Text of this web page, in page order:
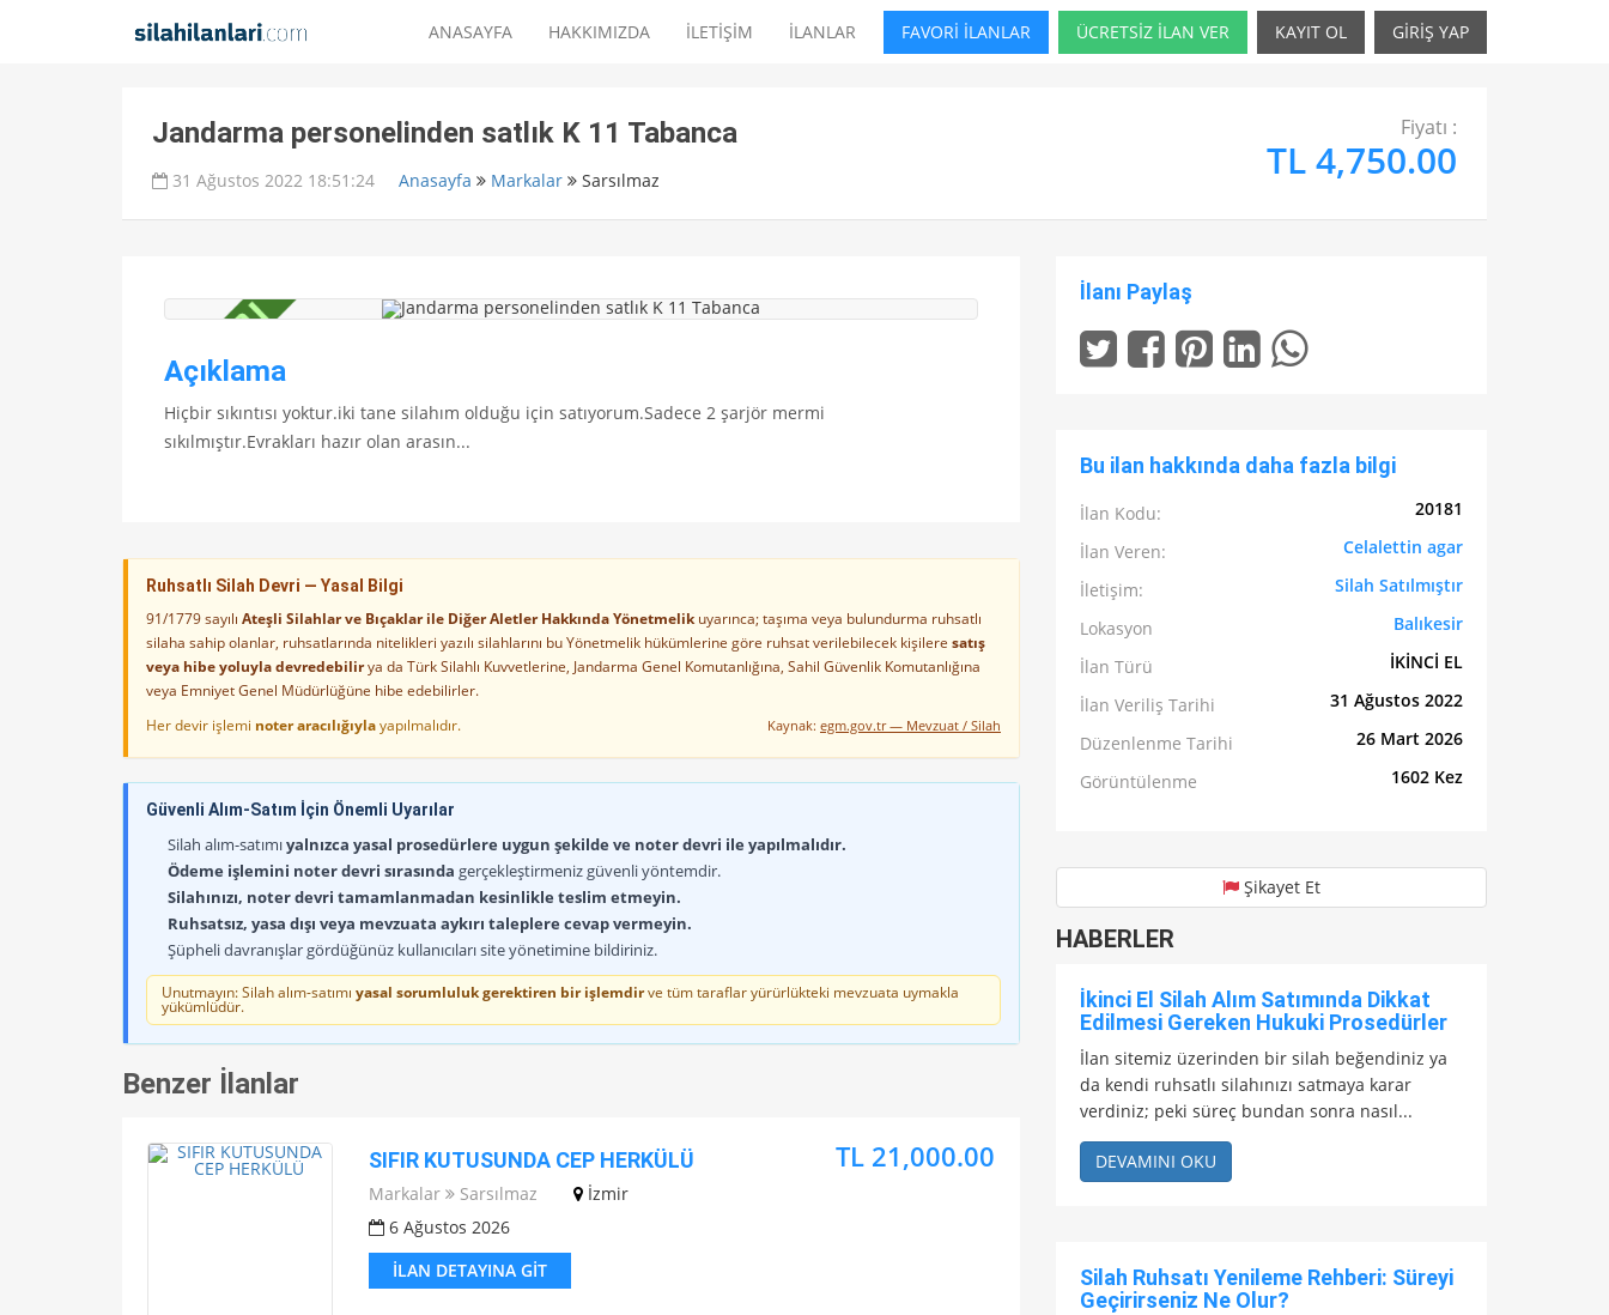
ANASAYFA HAKKIMIZDA İLETİŞİM İLANLAR FAVORİ İLANLAR ÜCRETSİZ İLAN VER KAYIT OL GİRİŞ YAP
Jandarma personelinden satlık K 11 Tabanca
31 Ağustos 2022 18:51:24 Anasayfa Markalar Sarsılmaz
Fiyatı :
TL 4,750.00
Açıklama
Hiçbir sıkıntısı yoktur.iki tane silahım olduğu için satıyorum.Sadece 2 şarjör mermi
sıkılmıştır.Evrakları hazır olan arasın...
Ruhsatlı Silah Devri — Yasal Bilgi
91/1779 sayılı Ateşli Silahlar ve Bıçaklar ile Diğer Aletler Hakkında Yönetmelikuyarınca; taşıma veya bulundurma ruhsatlı
silaha sahip olanlar, ruhsatlarında nitelikleri yazılı silahlarını bu Yönetmelik hükümlerine göre ruhsat verilebilecek kişilere satış
veya hibe yoluyla devredebilirya da Türk Silahlı Kuvvetlerine, Jandarma Genel Komutanlığına, Sahil Güvenlik Komutanlığına
veya Emniyet Genel Müdürlüğüne hibe edebilirler.
Her devir işlemi noter aracılığıylayapılmalıdır. Kaynak: egm.gov.tr — Mevzuat / Silah
Güvenli Alım-Satım İçin Önemli Uyarılar
Silah alım-satımıyalnızca yasal prosedürlere uygun şekilde ve noter devri ile yapılmalıdır.
Ödeme işlemini noter devri sırasında gerçekleştirmeniz güvenli yöntemdir.
Silahınızı, noter devri tamamlanmadan kesinlikle teslim etmeyin.
Ruhsatsız, yasa dışı veya mevzuata aykırı taleplere cevap vermeyin.
Şüpheli davranışlar gördüğünüz kullanıcıları site yönetimine bildiriniz.
Unutmayın: Silah alım-satımı yasal sorumluluk gerektiren bir işlemdirve tüm taraflar yürürlükteki mevzuata uymakla
yükümlüdür.
Benzer İlanlar
SIFIR KUTUSUNDA CEP HERKÜLÜ
Markalar Sarsılmaz
İzmir
6 Ağustos 2026
İLAN DETAYINA GIT
TL 21,000.00
İlanı Paylaş
Bu ilan hakkında daha fazla bilgi
İlan Kodu:
20181
İlan Veren:
Celalettin agar
İletişim:
Silah Satılmıştır
Lokasyon
Balıkesir
İlan Türü
İKİNCİ EL
İlan Veriliş Tarihi
31 Ağustos 2022
Düzenlenme Tarihi
26 Mart 2026
Görüntülenme
1602 Kez
Şikayet Et
HABERLER
İkinci El Silah Alım Satımında Dikkat
Edilmesi Gereken Hukuki Prosedürler
İlan sitemiz üzerinden bir silah beğendiniz ya
da kendi ruhsatlı silahınızı satmaya karar
verdiniz; peki süreç bundan sonra nasıl...
DEVAMINI OKU
Silah Ruhsatı Yenileme Rehberi: Süreyi
Geçirirseniz Ne Olur?